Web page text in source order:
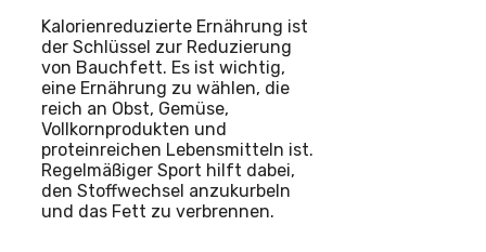
Kalorienreduzierte Ernährung ist
der Schlüssel zur Reduzierung
von Bauchfett. Es ist wichtig,
eine Ernährung zu wählen, die
reich an Obst, Gemüse,
Vollkornprodukten und
proteinreichen Lebensmitteln ist.
Regelmäßiger Sport hilft dabei,
den Stoffwechsel anzukurbeln
und das Fett zu verbrennen.